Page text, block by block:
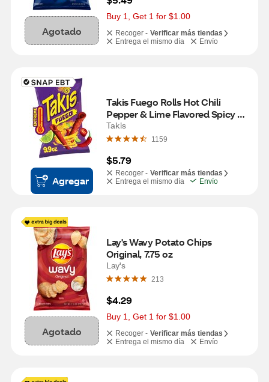
Agotado
Buy 1, Get 1 for $1.00
Recoger - Verificar más tiendas
Entrega el mismo día
Envío
Agregar
Takis Fuego Rolls Hot Chili
Pepper & Lime Flavored Spicy
Tortilla Chips, 9.9 oz
Takis
1159
$5.79
Recoger - Verificar más tiendas
Entrega el mismo día
Envío
Agotado
Lay's Wavy Potato Chips
Original, 7.75 oz
Lay's
213
$4.29
Buy 1, Get 1 for $1.00
Recoger - Verificar más tiendas
Entrega el mismo día
Envío